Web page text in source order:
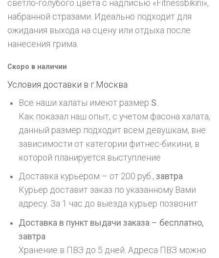
светло-голубого цвета с надписью «Fitnessbikini»,
набранной стразами. Идеально подходит для
ожидания выхода на сцену или отдыха после
нанесения грима.
Скоро в наличии
Условия доставки в г. Москва
Все наши халаты имеют размер S
Как показал наш опыт, с учетом фасона халата,
данный размер подходит всем девушкам, вне
зависимости от категории фитнес-бикини, в
которой планируется выступление
Доставка курьером – от 200 руб.,завтра
Курьер доставит заказ по указанному Вами
адресу. За 1 час до выезда курьер позвонит
Доставка в пункт выдачи заказа – бесплатно,
завтра
Хранение в ПВЗ до 5 дней. Адреса ПВЗ можно